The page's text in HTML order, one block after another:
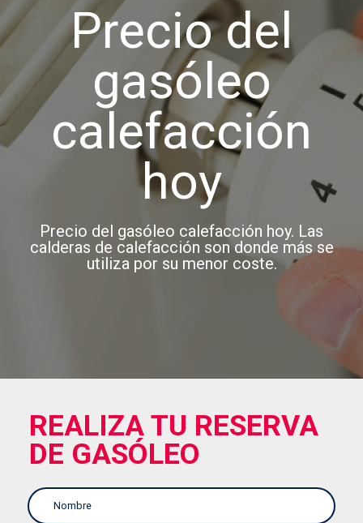
Precio del
gasóleo
calefacción
hoy
Precio del gasóleo calefacción hoy. Las
calderas de calefacción son donde más se
utiliza por su menor coste.
REALIZA TU RESERVA
DE GASÓLEO